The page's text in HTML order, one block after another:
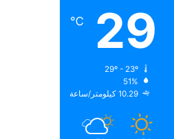
29
℃
51%
10.29 كيلومتر/ساعة